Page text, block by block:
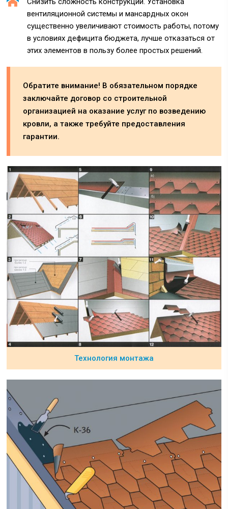
вентиляционной системы и мансардных окон
существенно увеличивают стоимость работы, потому
в условиях дефицита бюджета, лучше отказаться от
этих элементов в пользу более простых решений.
Обратите внимание! В обязательном порядке
заключайте договор со строительной
организацией на оказание услуг по возведению
кровли, а также требуйте предоставления
гарантии.
Технология монтажа